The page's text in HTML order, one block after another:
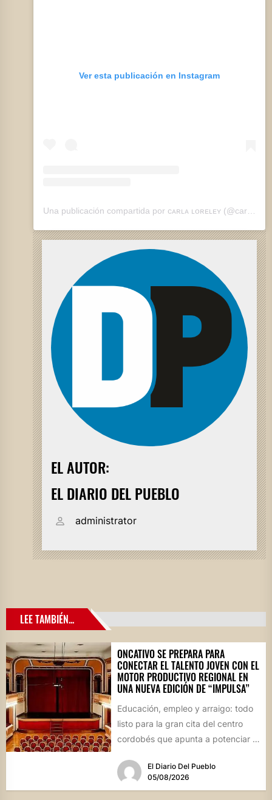
Ver esta publicación en Instagram
Una publicación compartida por ᴄᴀʀʟᴀ ʟᴏʀᴇʟᴇʏ (@carlaloreley_)
EL AUTOR:
EL DIARIO DEL PUEBLO
administrator
LEE TAMBIÉN...
ONCATIVO SE PREPARA PARA
CONECTAR EL TALENTO JOVEN CON EL
MOTOR PRODUCTIVO REGIONAL EN
UNA NUEVA EDICIÓN DE “IMPULSA”
Educación, empleo y arraigo: todo
listo para la gran cita del centro
cordobés que apunta a potenciar el
El Diario Del Pueblo
05/08/2026